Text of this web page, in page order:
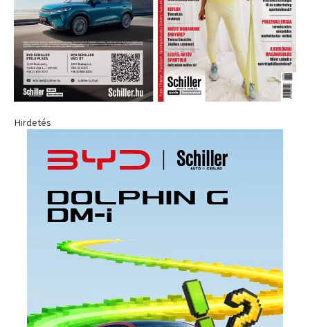
Hirdetés